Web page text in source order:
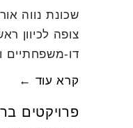
שכונת נווה
צופה לכיוון
דו-משפחתיים
קרא עוד ←
פרויקטים